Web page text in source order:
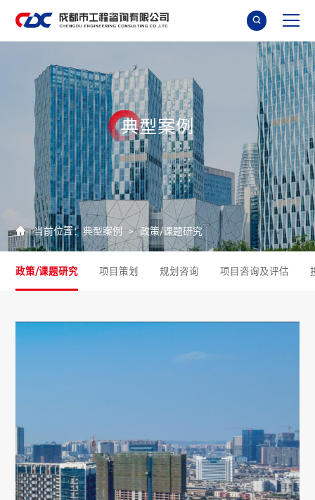

典型案例
 当前位置： 典型案例 > 政策/课题研究
政策/课题研究 项目策划 规划咨询 项目咨询及评估